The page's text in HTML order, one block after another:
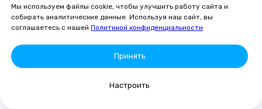
настройки. В этом случае облачное решение
будет более выгодным.
Защита от вирусов
Мы используем файлы cookie, чтобы улучшить работу сайта и
собирать аналитические данные. Используя наш сайт, вы
соглашаетесь с нашей Политикой конфиденциальности
Принять
Настроить